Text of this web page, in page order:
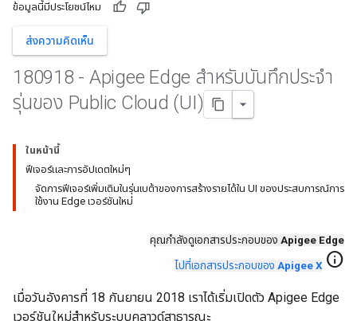
ข้อมูลนี้มีประโยชน์ไหม
ส่งความคิดเห็น
180918 - Apigee Edge สำหรับบันทึกประจำ
รุ่นของ Public Cloud (UI)
ในหน้านี้
ฟีเจอร์และการอัปเดตใหม่ๆ
จัดการฟีเจอร์เพิ่มเติมในรุ่นเบต้าของการสร้างรายได้ใน UI ของประสบการณ์การ
ใช้งาน Edge เวอร์ชันใหม่
คุณกำลังดูเอกสารประกอบของ Apigee Edge
ไปที่เอกสารประกอบของ Apigee X info
เมื่อวันอังคารที่ 18 กันยายน 2018 เราได้เริ่มเปิดตัว Apigee Edge
เวอร์ชันใหม่สำหรับระบบคลาวด์สาธารณะ